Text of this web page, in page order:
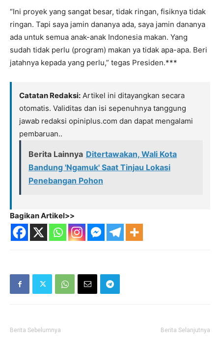
“Ini proyek yang sangat besar, tidak ringan, fisiknya tidak
ringan. Tapi saya jamin dananya ada, saya jamin dananya
ada untuk semua anak-anak Indonesia makan. Yang
sudah tidak perlu (program) makan ya tidak apa-apa. Beri
jatahnya kepada yang perlu,” tegas Presiden.***
Catatan Redaksi: Artikel ini ditayangkan secara
otomatis. Validitas dan isi sepenuhnya tanggung
jawab redaksi opiniplus.com dan dapat mengalami
pembaruan..
Berita Lainnya Ditertawakan, Wali Kota
Bandung 'Ngamuk' Saat Tinjau Lokasi
Penebangan Pohon
Bagikan Artikel>>
Berita Sebelumnya Berita Selanjutnya